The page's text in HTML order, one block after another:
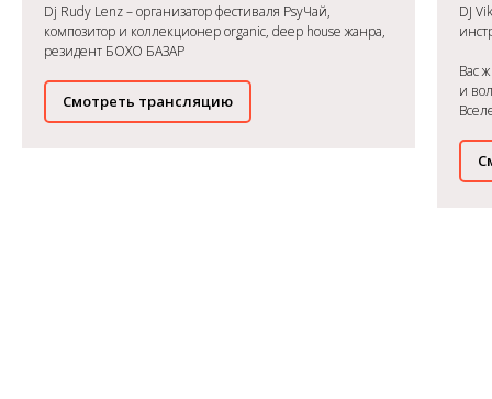
Dj Rudy Lenz – организатор фестиваля PsyЧай,
композитор и коллекционер organic, deep house жанра,
резидент БОХО БАЗАР
Cмотреть трансляцию
DJ
Вас
и